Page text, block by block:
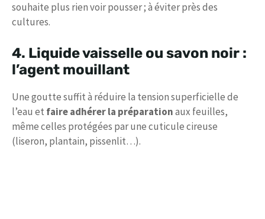
souhaite plus rien voir pousser ; à éviter près des
cultures.
4. Liquide vaisselle ou savon noir :
l’agent mouillant
Une goutte suffit à réduire la tension superficielle de
l’eau et faire adhérer la préparationaux feuilles,
même celles protégées par une cuticule cireuse
(liseron, plantain, pissenlit…).